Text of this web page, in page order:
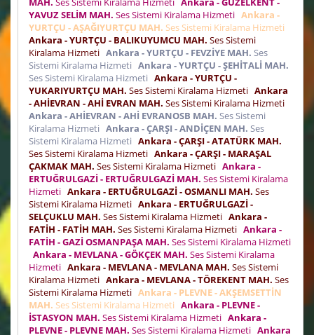
YAVUZ SELİM MAH. Ses Sistemi Kiralama Hizmeti Ankara -
YURTÇU - AŞAĞIYURTÇU MAH. Ses Sistemi Kiralama Hizmeti
Ankara - YURTÇU - BALIKUYUMCU MAH. Ses Sistemi
Kiralama Hizmeti Ankara - YURTÇU - FEVZİYE MAH. Ses
Sistemi Kiralama Hizmeti Ankara - YURTÇU - ŞEHİTALİ MAH.
Ses Sistemi Kiralama Hizmeti Ankara - YURTÇU -
YUKARIYURTÇU MAH. Ses Sistemi Kiralama Hizmeti Ankara
- AHİEVRAN - AHİ EVRAN MAH. Ses Sistemi Kiralama Hizmeti
Ankara - AHİEVRAN - AHİ EVRANOSB MAH. Ses Sistemi
Kiralama Hizmeti Ankara - ÇARŞI - ANDİÇEN MAH. Ses
Sistemi Kiralama Hizmeti Ankara - ÇARŞI - ATATÜRK MAH.
Ses Sistemi Kiralama Hizmeti Ankara - ÇARŞI - MARAŞAL
ÇAKMAK MAH. Ses Sistemi Kiralama Hizmeti Ankara -
ERTUĞRULGAZİ - ERTUĞRULGAZİ MAH. Ses Sistemi Kiralama
Hizmeti Ankara - ERTUĞRULGAZİ - OSMANLI MAH. Ses
Sistemi Kiralama Hizmeti Ankara - ERTUĞRULGAZİ -
SELÇUKLU MAH. Ses Sistemi Kiralama Hizmeti Ankara -
FATİH - FATİH MAH. Ses Sistemi Kiralama Hizmeti Ankara -
FATİH - GAZİ OSMANPAŞA MAH. Ses Sistemi Kiralama Hizmeti
Ankara - MEVLANA - GÖKÇEK MAH. Ses Sistemi Kiralama
Hizmeti Ankara - MEVLANA - MEVLANA MAH. Ses Sistemi
Kiralama Hizmeti Ankara - MEVLANA - TÖREKENT MAH. Ses
Sistemi Kiralama Hizmeti Ankara - PLEVNE - AKŞEMSETTİN
MAH. Ses Sistemi Kiralama Hizmeti Ankara - PLEVNE -
İSTASYON MAH. Ses Sistemi Kiralama Hizmeti Ankara -
PLEVNE - PLEVNE MAH. Ses Sistemi Kiralama Hizmeti Ankara